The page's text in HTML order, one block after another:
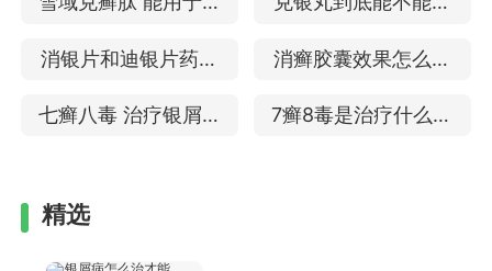
疗银屑病吗
了 治银屑病效果如何
消银片和迪银片药效
一样吗 治银屑病效果
消癣胶囊效果怎么样
治疗女性银屑病怎么
七癣八毒 治疗银屑病
7癣8毒是治疗什么的
精选